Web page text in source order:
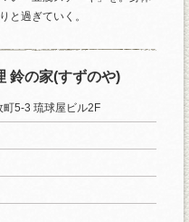
と過ぎていく。
鈴の家(すずのや)
5-3 琉球屋ビル2F